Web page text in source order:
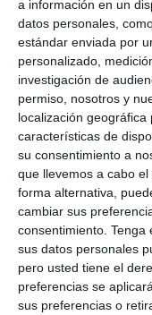
a información en un
datos personales,
estándar enviada por
personalizado,
investigación de
permiso, nosotros y
localización
características de
su consentimiento a
que llevemos a cabo
forma alternativa,
cambiar sus
consentimiento. Tenga
sus datos personales
pero usted tiene el
preferencias se
sus preferencias o
Cómo
material
Este recurso
en el aula,
para trabajar
Historia en
para explicar
comparar
conceptos
esquemático.
tareas,
autónomo.